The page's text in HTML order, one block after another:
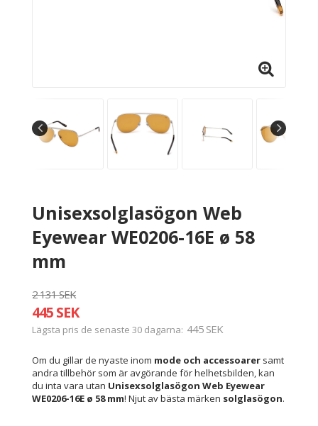
Unisexsolglasögon Web
Eyewear WE0206-16E ø 58
mm
2 131 SEK
445 SEK
Lägsta pris de senaste 30 dagarna 445 SEK
Om du gillar de nyaste inom mode och accessoarer samt
andra tillbehör som är avgörande för helhetsbilden, kan
du inta vara utan Unisexsolglasögon Web Eyewear
WE0206-16E ø 58 mm! Njut av bästa märken solglasögon.